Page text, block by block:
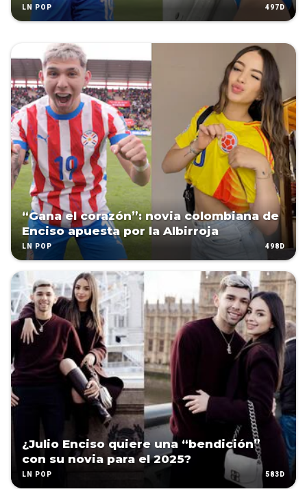
LN POP 497D
“Gana el corazón”: novia colombiana de
Enciso apuesta por la Albirroja
LN POP 498D
¿Julio Enciso quiere una “bendición”
con su novia para el 2025?
LN POP 583D